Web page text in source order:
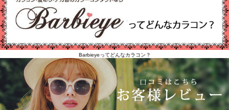
Barbieyeってどんなカラコン？